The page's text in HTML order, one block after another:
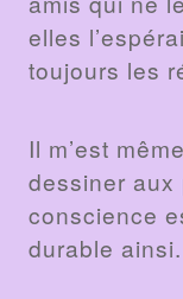
elles
toujours les
Il m’est
dessiner aux
conscience
durable ainsi.